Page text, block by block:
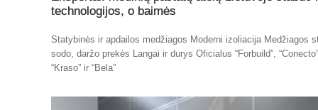
technologijos, o baimės
Statybinės ir apdailos medžiagos Moderni izoliacija Medžiagos
sodo, daržo prekės Langai ir durys Oficialus “Forbuild”,
“Kraso” ir “Bela”